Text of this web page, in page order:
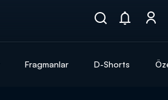
Fragmanlar D-Shorts